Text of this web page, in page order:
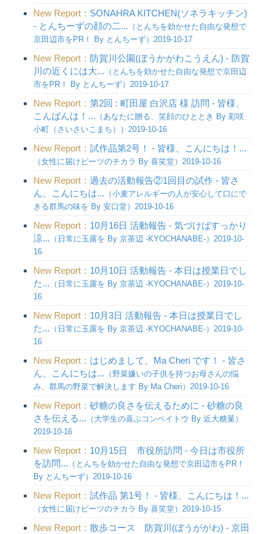
New Report： SONAHRA KITCHEN(ソネラキッチン)
- とんちーずの顔の二... （とんちを効かせた自由な発想で
京田辺市をPR！ By とんちーず）2019-10-17
New Report： 防賀川公園(ぼうかがわこうえん) - 防賀
川の近くには大... （とんちを効かせた自由な発想で京田辺
市をPR！ By とんちーず）2019-10-17
New Report： 第2回 : 町田屋 白沢店 様 訪問 - 皆様、
こんばんは！... （あなたに贈る、笑顔のひととき By 彩咲
小町（さいさいこまち））2019-10-16
New Report： 試作品第2号！ - 皆様、こんにちは！...
（女性に届けビーツのチカラ By 喜笑堂）2019-10-16
New Report： 過去の活動報告②1回目の試作 - 皆さ
ん、こんにちは... （小麦アレルギーの人が安心して口にで
きる群馬の味を By 安口堂）2019-10-16
New Report： 10月16日 活動報告 - 気づけばすっかり
涼... （日常に玉露を By 京茶辺 -KYOCHANABE-）2019-10-
16
New Report： 10月10日 活動報告 - 本日は授業日でし
た... （日常に玉露を By 京茶辺 -KYOCHANABE-）2019-10-
16
New Report： 10月3日 活動報告 - 本日は授業日でし
た... （日常に玉露を By 京茶辺 -KYOCHANABE-）2019-10-
16
New Report： はじめまして、Ma Cheri です！ - 皆さ
ん、こんにちは... （野菜嫌いの子供を持つお母さんの悩
み、群馬の野菜で解決します By Ma Cheri）2019-10-16
New Report： 砂糖の良さを伝えるために - 砂糖の良
さを伝える... （大学生の喜ぶコンペイトウ By 近大糖菓）
2019-10-16
New Report： 10月15日 市役所訪問 - 今日は市役所
を訪問... （とんちを効かせた自由な発想で京田辺市をPR！
By とんちーず）2019-10-16
New Report： 試作品 第1号！ - 皆様、こんにちは！...
（女性に届けビーツのチカラ By 喜笑堂）2019-10-15
New Report： 散歩コース 防賀川(ぼうががわ) - 京田